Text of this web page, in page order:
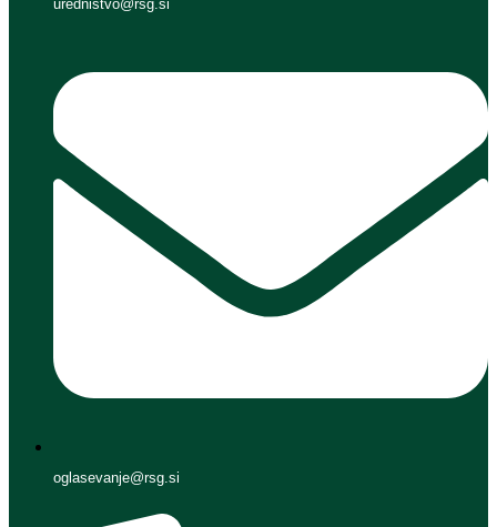
urednistvo@rsg.si
oglasevanje@rsg.si